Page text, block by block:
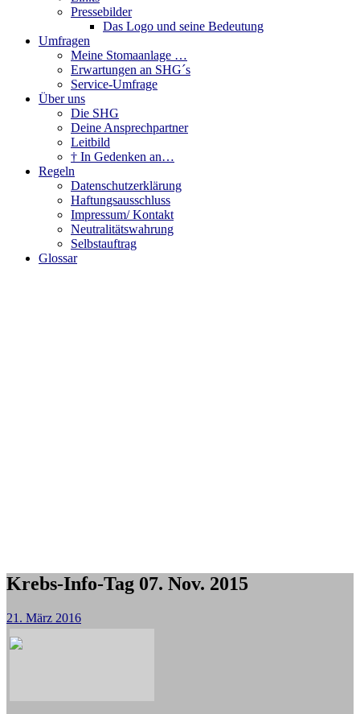
Pressebilder
Das Logo und seine Bedeutung
Umfragen
Meine Stomaanlage …
Erwartungen an SHG´s
Service-Umfrage
Über uns
Die SHG
Deine Ansprechpartner
Leitbild
† In Gedenken an…
Regeln
Datenschutzerklärung
Haftungsausschluss
Impressum/ Kontakt
Neutralitätswahrung
Selbstauftrag
Glossar
Krebs-Info-Tag 07. Nov. 2015
21. März 2016